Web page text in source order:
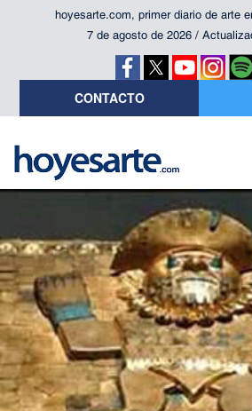
hoyesarte.com, primer diario de arte
7 de agosto de 2026 /
CONTACTO